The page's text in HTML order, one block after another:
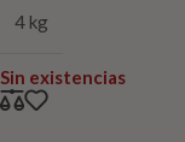
4 kg
Sin existencias